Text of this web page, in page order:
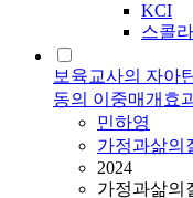
KCI
스콜라
보육교사의 자아
동의 이중매개효
민하영
가정과삶의
2024
가정과삶의